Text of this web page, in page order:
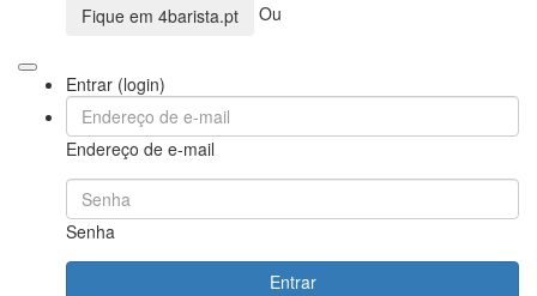
Fique em 4barista.pt Ou
Entrar (login)
Endereço de e-mail
Senha
Entrar